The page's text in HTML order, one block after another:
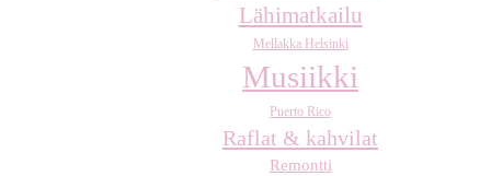
Lähimatkailu
Mellakka Helsinki
Musiikki
Puerto Rico
Raflat & kahvilat
Remontti